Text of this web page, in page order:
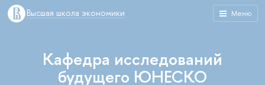
Меню
Высшая школа экономики
Кафедра исследований
будущего ЮНЕСКО